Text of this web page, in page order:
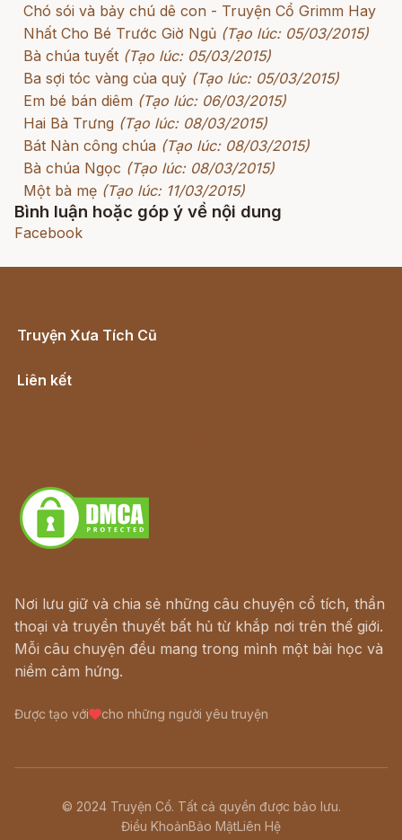
Chó sói và bảy chú dê con - Truyện Cổ Grimm Hay
Nhất Cho Bé Trước Giờ Ngủ (Tạo lúc: 05/03/2015)
Bà chúa tuyết (Tạo lúc: 05/03/2015)
Ba sợi tóc vàng của quỷ (Tạo lúc: 05/03/2015)
Em bé bán diêm (Tạo lúc: 06/03/2015)
Hai Bà Trưng (Tạo lúc: 08/03/2015)
Bát Nàn công chúa (Tạo lúc: 08/03/2015)
Bà chúa Ngọc (Tạo lúc: 08/03/2015)
Một bà mẹ (Tạo lúc: 11/03/2015)
Bình luận hoặc góp ý về nội dung
Facebook
Truyện Xưa Tích Cũ
Liên kết
Nơi lưu giữ và chia sẻ những câu chuyện cổ tích, thần
thoại và truyền thuyết bất hủ từ khắp nơi trên thế giới.
Mỗi câu chuyện đều mang trong mình một bài học và
niềm cảm hứng.
Được tạo với cho những người yêu truyện
© 2024 Truyện Cổ. Tất cả quyền được bảo lưu.
Điều KhoảnBảo MậtLiên Hệ